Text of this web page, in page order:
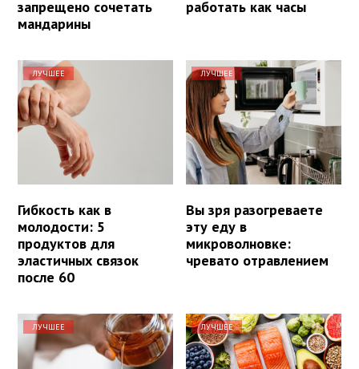
запрещено сочетать
мандарины
работать как часы
ЛУЧШЕЕ
Гибкость как в
молодости: 5
продуктов для
эластичных связок
после 60
ЛУЧШЕЕ
Вы зря разогреваете
эту еду в
микроволновке:
чревато отравлением
ЛУЧШЕЕ ЛУЧШЕЕ